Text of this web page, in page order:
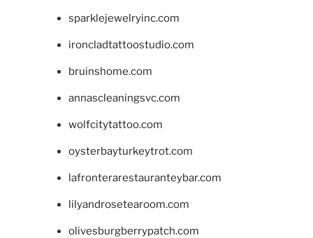
sparklejewelryinc.com
ironcladtattoostudio.com
bruinshome.com
annascleaningsvc.com
wolfcitytattoo.com
oysterbayturkeytrot.com
lafronterarestauranteybar.com
lilyandrosetearoom.com
olivesburgberrypatch.com